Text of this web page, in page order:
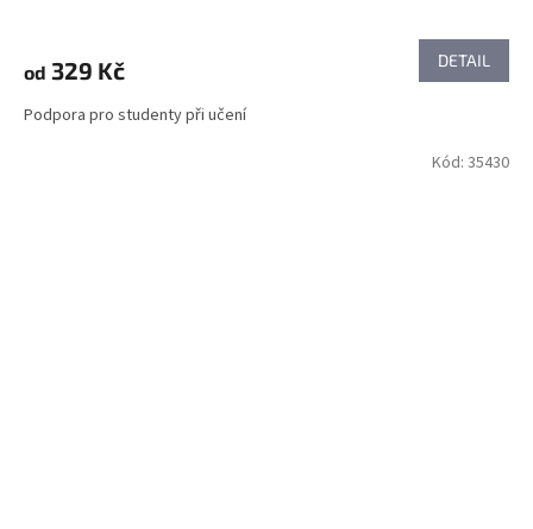
od 329 Kč DETAIL
Podpora pro studenty při učení
Kód: 35430